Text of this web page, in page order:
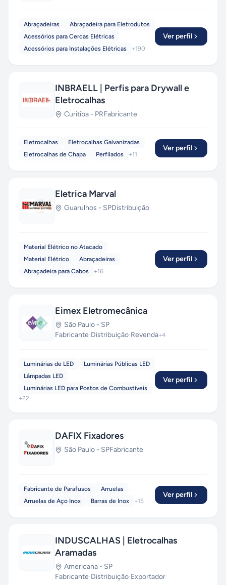
Abraçadeiras
Abraçadeira para Eletrodutos
Acessórios para Cercas Elétricas
Acessórios para Instalações Elétricas
+190
Ver perfil
INBRAELL | Perfis para Drywall e
Eletrocalhas
Curitiba - PRFabricante
Eletrocalhas
Eletrocalhas Galvanizadas
Eletrocalhas de Chapa
Perfilados +11
Ver perfil
Eletrica Marval
Guarulhos - SPDistribuição
Material Elétrico no Atacado
Material Elétrico
Abraçadeiras
Abraçadeira para Cabos
+16
Ver perfil
Eimex Eletromecânica
São Paulo - SP
Fabricante·Distribuição·Revenda+4
Luminárias de LED
Luminárias Públicas LED
Lâmpadas LED
Luminárias LED para Postos de Combustíveis
+22
Ver perfil
DAFIX Fixadores
São Paulo - SPFabricante
Fabricante de Parafusos
Arruelas
Arruelas de Aço Inox
Barras de Inox +15
Ver perfil
INDUSCALHAS | Eletrocalhas
Aramadas
Americana - SP
Fabricante·Distribuição·Exportador